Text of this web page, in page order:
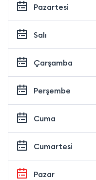
Pazartesi
Salı
Çarşamba
Perşembe
Cuma
Cumartesi
Pazar